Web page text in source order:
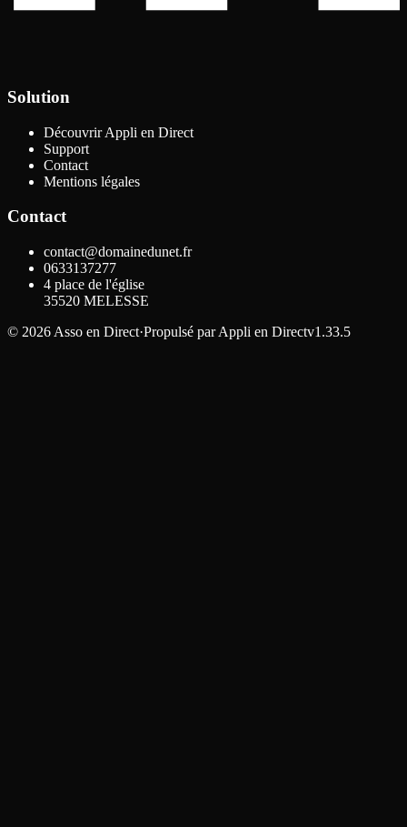
Solution
Découvrir Appli en Direct
Support
Contact
Mentions légales
Contact
contact@domainedunet.fr
0633137277
4 place de l'église
35520 MELESSE
© 2026 Asso en Direct·Propulsé par Appli en Directv1.33.5